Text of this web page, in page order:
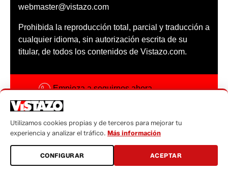
webmaster@vistazo.com
Prohibida la reproducción total, parcial y traducción a
cualquier idioma, sin autorización escrita de su
titular, de todos los contenidos de Vistazo.com.
Empieza a seguirnos ahora
Código ética
Sugerencias a:
sugerencias@vistazo.com
Utilizamos cookies propias y de terceros para mejorar tu
experiencia y analizar el tráfico. Más información
CONFIGURAR ACEPTAR